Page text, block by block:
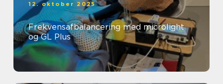
12. oktober 2025
Frekvensafbalancering med microlight
og GL Plus